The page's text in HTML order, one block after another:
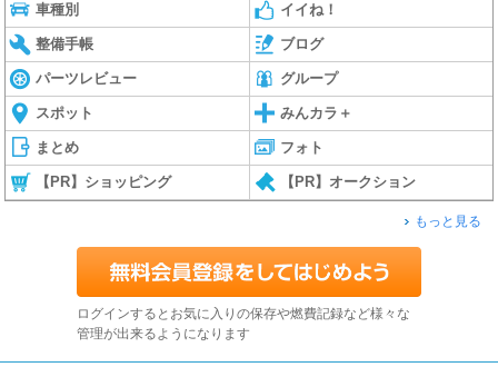
車種別 イイね！
整備手帳 ブログ
パーツレビュー グループ
スポット みんカラ＋
まとめ フォト
【PR】ショッピング 【PR】オークション
もっと見る
ログインするとお気に入りの保存や燃費記録など様々な
管理が出来るようになります